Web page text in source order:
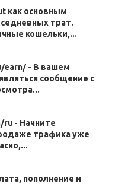
как основным
трат.
кошельки,...
earn/ - В вашем
сообщение с
- Начните
трафика уже
пополнение и